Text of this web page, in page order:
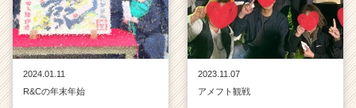
2024.01.11
R&Cの年末年始
2023.11.07
アメフト観戦